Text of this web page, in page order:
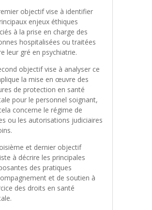
objectif vise à identifier
enjeux éthiques
à la prise en charge des
hospitalisées ou traitées
leur gré en psychiatrie.
objectif vise à analyser ce
la mise en œuvre des
de protection en santé
pour le personnel soignant,
concerne le régime de
ou les autorisations judiciaires
et dernier objectif
à décrire les principales
des pratiques
et de soutien à
des droits en santé